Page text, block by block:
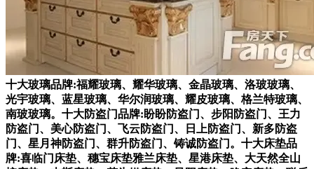
十大玻璃品牌:福耀玻璃、耀华玻璃、金晶玻璃、洛玻玻璃、
光宇玻璃、蓝星玻璃、华尔润玻璃、耀皮玻璃、格兰特玻璃、
南玻玻璃。十大防盗门品牌:盼盼防盗门、步阳防盗门、王力
防盗门、美心防盗门、飞云防盗门、日上防盗门、新多防盗
门、星月神防盗门、群升防盗门、铸诚防盗门。十大床垫品
牌:喜临门床垫、穗宝床垫雅兰床垫、星港床垫、大天然全山